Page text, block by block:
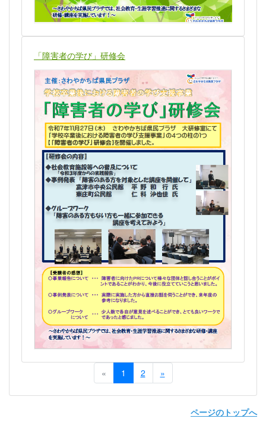
「障害者の学び」研修会
« 1 2 »
ページのトップへ